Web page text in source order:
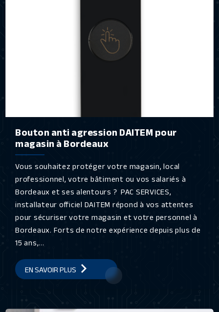
Bouton anti agression DAITEM pour
magasin à Bordeaux
Vous souhaitez protéger votre magasin, local
professionnel, votre bâtiment ou vos salariés à
Bordeaux et ses alentours ? PAC SERVICES,
installateur officiel DAITEM répond à vos attentes
pour sécuriser votre magasin et votre personnel à
Bordeaux. Forts de notre expérience depuis plus de
15 ans,...
EN SAVOIR PLUS